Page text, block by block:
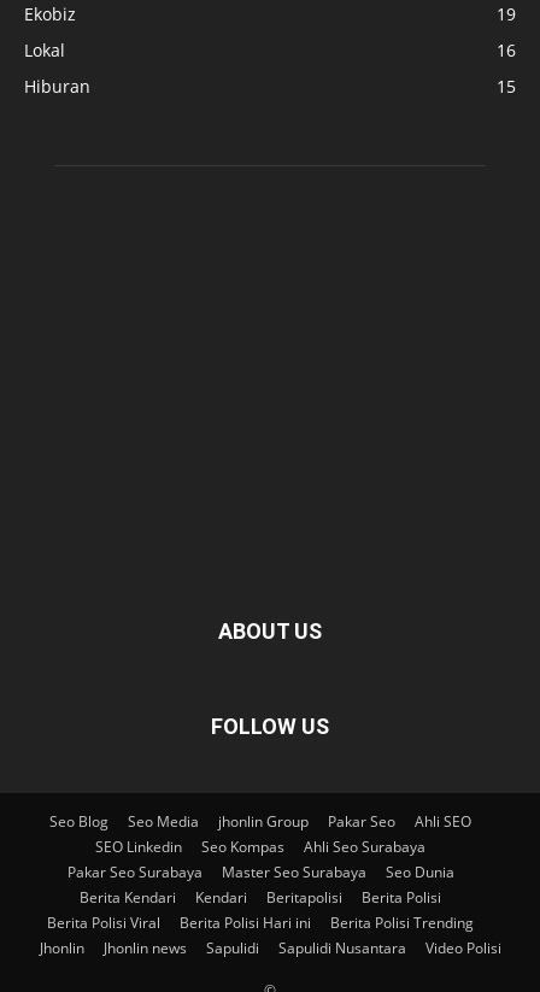
Ekobiz
19
Lokal
16
Hiburan
15
ABOUT US
FOLLOW US
Seo Blog Seo Media jhonlin Group Pakar Seo
Ahli SEO
SEO Linkedin
Seo Kompas
Ahli Seo Surabaya
Pakar Seo Surabaya
Master Seo Surabaya
Seo Dunia
Berita Kendari
Kendari Beritapolisi
Berita Polisi
Berita Polisi Viral
Berita Polisi Hari ini
Berita Polisi Trending
Jhonlin
Jhonlin news Sapulidi Sapulidi Nusantara Video Polisi